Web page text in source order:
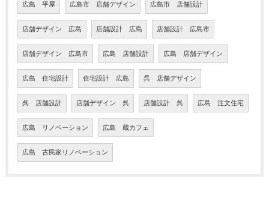
広島 平屋 広島市 店舗デザイン 広島市 店舗設計
店舗デザイン 広島 店舗設計 広島 店舗設計 広島市
店舗デザイン 広島市 広島 店舗設計 広島 店舗デザイン
広島 住宅設計 住宅設計 広島 呉 店舗デザイン
呉 店舗設計 店舗デザイン 呉 店舗設計 呉 広島 注文住宅
広島 リノベーション 広島 蔵カフェ
広島 古民家リノベーション